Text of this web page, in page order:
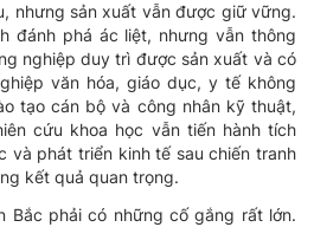
nhưng sản xuất vẫn được giữ vững.
đánh phá ác liệt, nhưng vẫn thông
nghiệp duy trì được sản xuất và có
văn hóa, giáo dục, y tế không
tạo cán bộ và công nhân kỹ thuật,
cứu khoa học vẫn tiến hành tích
và phát triển kinh tế sau chiến tranh
kết quả quan trọng.
Bắc phải có những cố gắng rất lớn.